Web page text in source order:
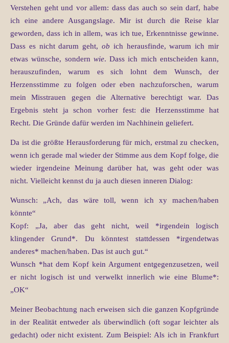
Verstehen geht und vor allem: dass das auch so sein darf, habe
ich eine andere Ausgangslage. Mir ist durch die Reise klar
geworden, dass ich in allem, was ich tue, Erkenntnisse gewinne.
Dass es nicht darum geht, ob ich herausfinde, warum ich mir
etwas wünsche, sondern wie. Dass ich mich entscheiden kann,
herauszufinden, warum es sich lohnt dem Wunsch, der
Herzensstimme zu folgen oder eben nachzuforschen, warum
mein Misstrauen gegen die Alternative berechtigt war. Das
Ergebnis steht ja schon vorher fest: die Herzensstimme hat
Recht. Die Gründe dafür werden im Nachhinein geliefert.
Da ist die größte Herausforderung für mich, erstmal zu checken,
wenn ich gerade mal wieder der Stimme aus dem Kopf folge, die
wieder irgendeine Meinung darüber hat, was geht oder was
nicht. Vielleicht kennst du ja auch diesen inneren Dialog:
Wunsch: „Ach, das wäre toll, wenn ich xy machen/haben
könnte“
Kopf: „Ja, aber das geht nicht, weil *irgendein logisch
klingender Grund*. Du könntest stattdessen *irgendetwas
anderes* machen/haben. Das ist auch gut.“
Wunsch *hat dem Kopf kein Argument entgegenzusetzen, weil
er nicht logisch ist und verwelkt innerlich wie eine Blume*:
„OK“
Meiner Beobachtung nach erweisen sich die ganzen Kopfgründe
in der Realität entweder als überwindlich (oft sogar leichter als
gedacht) oder nicht existent. Zum Beispiel: Als ich in Frankfurt